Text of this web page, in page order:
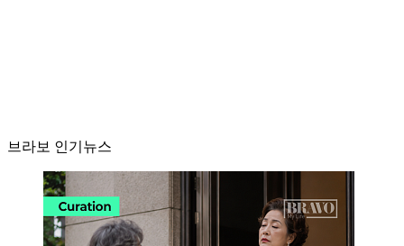
브라보 인기뉴스